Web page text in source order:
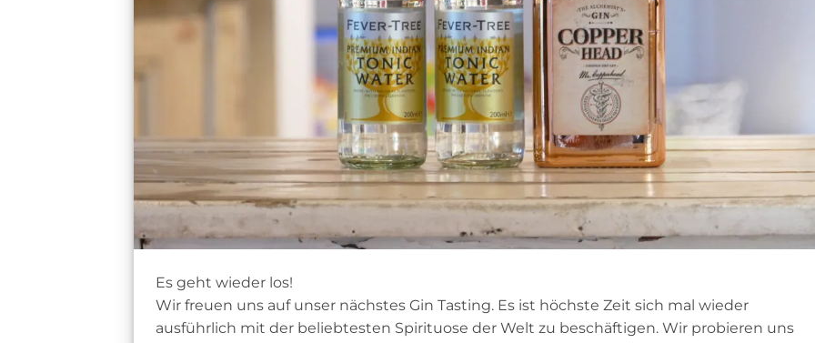
Es geht wieder los!
Wir freuen uns auf unser nächstes Gin Tasting. Es ist höchste Zeit sich mal wieder
ausführlich mit der beliebtesten Spirituose der Welt zu beschäftigen. Wir probieren uns